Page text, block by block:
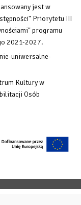
jest w
Priorytetu III
programu
2021-2027.
uniwersalne-
Kultury w
Osób